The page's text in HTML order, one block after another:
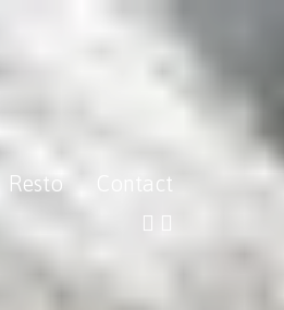
Resto Contact